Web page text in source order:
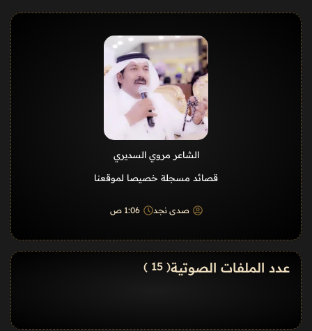
الشاعر مروي السديري
قصائد مسجلة خصيصا لموقعنا
صدى نجد 1:06 ص
عدد الملفات الصوتية( 15 )